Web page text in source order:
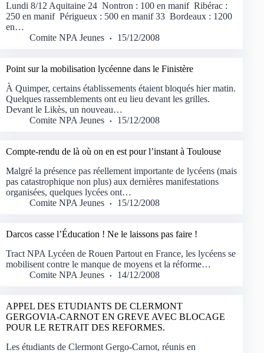
Lundi 8/12 Aquitaine 24 Nontron : 100 en manif Ribérac :
250 en manif Périgueux : 500 en manif 33 Bordeaux : 1200
en…
Comite NPA Jeunes
15/12/2008
Point sur la mobilisation lycéenne dans le Finistère
À Quimper, certains établissements étaient bloqués hier matin.
Quelques rassemblements ont eu lieu devant les grilles.
Devant le Likès, un nouveau…
Comite NPA Jeunes
15/12/2008
Compte-rendu de là où on en est pour l’instant à Toulouse
Malgré la présence pas réellement importante de lycéens (mais
pas catastrophique non plus) aux dernières manifestations
organisées, quelques lycées ont…
Comite NPA Jeunes
15/12/2008
Darcos casse l’Éducation ! Ne le laissons pas faire !
Tract NPA Lycéen de Rouen Partout en France, les lycéens se
mobilisent contre le manque de moyens et la réforme…
Comite NPA Jeunes
14/12/2008
APPEL DES ETUDIANTS DE CLERMONT
GERGOVIA-CARNOT EN GREVE AVEC BLOCAGE
POUR LE RETRAIT DES REFORMES.
Les étudiants de Clermont Gergo-Carnot, réunis en